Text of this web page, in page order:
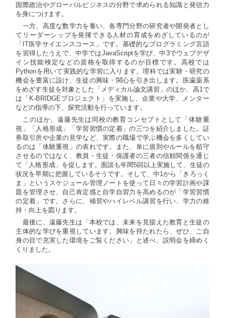
国際政治やグローバルビジネスの分野で求められる知識と発信力
を身につけます。
一方、高度な数学力を養い、各専門分野の研究者や開発者とし
てリーダーシップを発揮できる人材の育成をめざしているのが
「IT医学サイエンスコース」です。基礎的なプログラミング言語
を習得したうえで、中学ではJavaScriptを学び、中3でウェブデザ
イン技能検定などの資格を取得するのが目標です。高校では
Pythonを用いて実践的な学習に入ります。理科では実験・研究の
機会を豊富に設け、生徒の興味・関心を引き出します。医歯薬系
をめざす生徒を対象とした「メディカル論文講習」のほか、高1で
は「K-BRIDGEプロジェクト」を実施し、企業や大学、メンター
などの指導の下、探究活動を行っています。
このほか、遠藤先生は同校の教育コンセプトとして「体験重
視」「人格形成」「学習習慣の定着」の三つを紹介しました。証
券取引所や企業の見学など、実際の職場で学ぶ機会を多くしてい
るのは「体験重視」の表れです。また、単に規則やルールを順守
させるのではなく、教員・生徒・保護者の三者の信頼関係を通じ
て「人格形成」を促します。面談も年間5回以上実施して、生徒の
状況を早期に把握しているそうです。そして、中1から「きろっく
ま」というスケジュール管理ノートを使って日々の学習計画や課
題を管理させ、自己肯定感と自学自習力を高めるのが「学習習慣
の定着」です。さらに、補習やハイレベル講習を行い、学力の維
持・向上を図ります。
最後に、遠藤先生は「本校では、未来を見据えた教育と生徒の
主体的な学びを重視しています。興味を持たれたら、ぜひ、ご自
身の目で充実した環境をご覧ください」と述べ、説明会を締めく
くりました。